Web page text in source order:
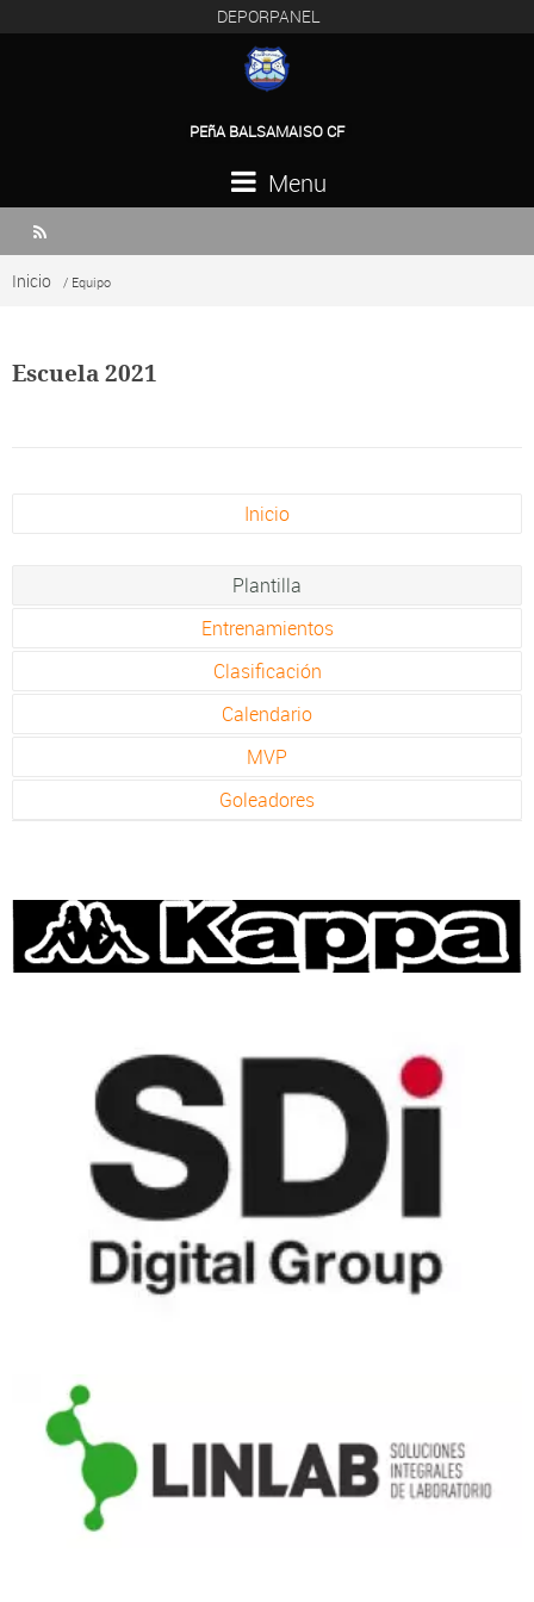
DEPORPANEL
PEñA BALSAMAISO CF
Menu

Inicio / Equipo
Escuela 2021
Inicio
Plantilla
Entrenamientos
Clasificación
Calendario
MVP
Goleadores